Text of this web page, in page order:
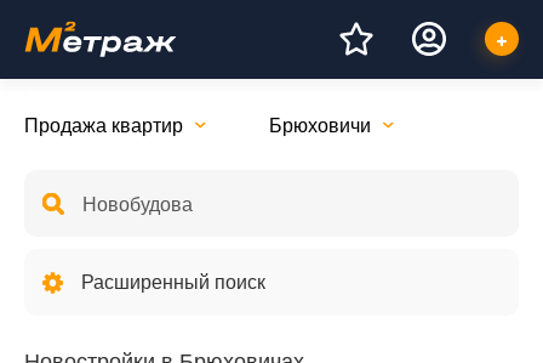
Продажа квартир Брюховичи
Расширенный поиск